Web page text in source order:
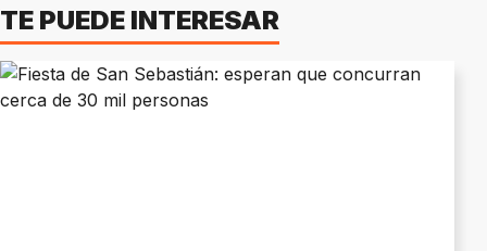
TE PUEDE INTERESAR